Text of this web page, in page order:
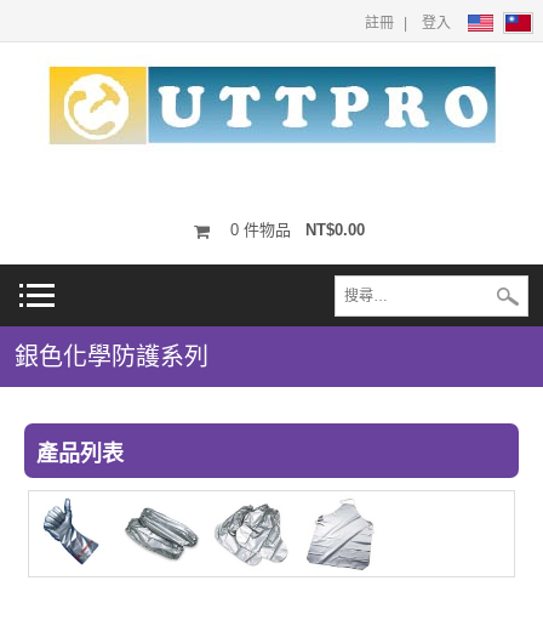
註冊 登入
0 件物品 NT$0.00
銀色化學防護系列
產品列表